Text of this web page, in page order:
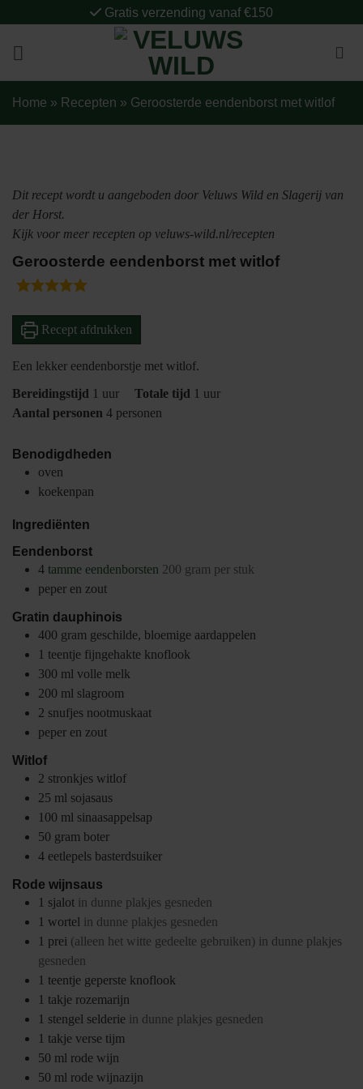
inhoud
Gratis verzending vanaf €150
Home » Recepten » Geroosterde eendenborst met witlof
Dit recept wordt u aangeboden door Veluws Wild en Slagerij van
der Horst.
Kijk voor meer recepten op veluws-wild.nl/recepten
Geroosterde eendenborst met witlof
Recept afdrukken
Een lekker eendenborstje met witlof.
Bereidingstijd 1 uur
uur Totale tijd 1 uur
uur
Aantal personen 4 personen
Benodigdheden
oven
koekenpan
Ingrediënten
Eendenborst
4 tamme eendenborsten 200 gram per stuk
peper en zout
Gratin dauphinois
400 gram geschilde, bloemige aardappelen
1 teentje fijngehakte knoflook
300 ml volle melk
200 ml slagroom
2 snufjes nootmuskaat
peper en zout
Witlof
2 stronkjes witlof
25 ml sojasaus
100 ml sinaasappelsap
50 gram boter
4 eetlepels basterdsuiker
Rode wijnsaus
1 sjalot in dunne plakjes gesneden
1 wortel in dunne plakjes gesneden
1 prei (alleen het witte gedeelte gebruiken) in dunne plakjes
gesneden
1 teentje geperste knoflook
1 takje rozemarijn
1 stengel selderie in dunne plakjes gesneden
1 takje verse tijm
50 ml rode wijn
50 ml rode wijnazijn